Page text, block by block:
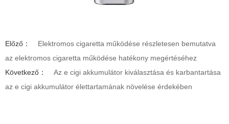
Előző：
Elektromos cigaretta működése részletesen bemutatva
az elektromos cigaretta működése hatékony megértéséhez
Következő：
Az e cigi akkumulátor kiválasztása és karbantartása
az e cigi akkumulátor élettartamának növelése érdekében